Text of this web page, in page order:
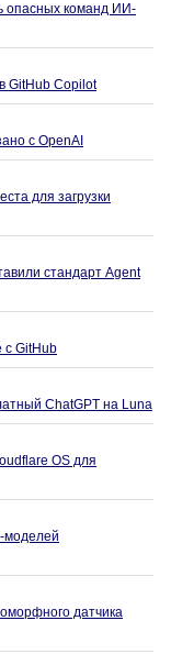
опасных команд ИИ-
GitHub Copilot
с OpenAI
для загрузки
стандарт Agent
с GitHub
ChatGPT на Luna
OS для
моделей
датчика